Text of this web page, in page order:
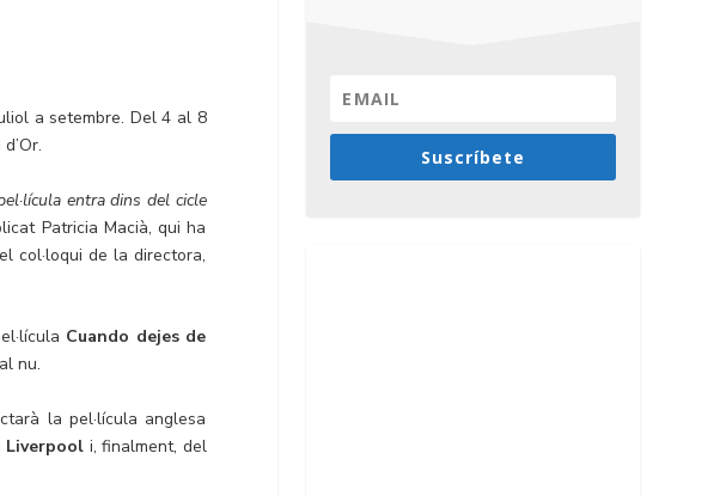
a setembre. Del 4 al 8
entra dins del cicle
Patricia Macià, qui ha
col·loqui de la directora,
Cuando dejes de
nu.
la pel·lícula anglesa
Liverpool i, finalment, del
Suscríbete